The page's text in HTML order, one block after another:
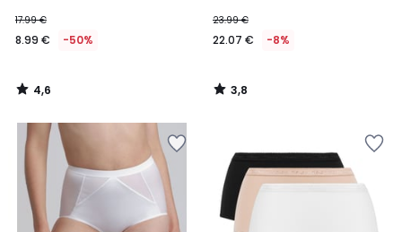
17.99 €
8.99 € -50%
4,6
/
23.99 €
22.07 € -8%
3,8
/